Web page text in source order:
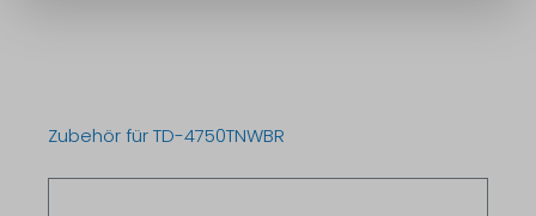
Zubehör für TD-4750TNWBR